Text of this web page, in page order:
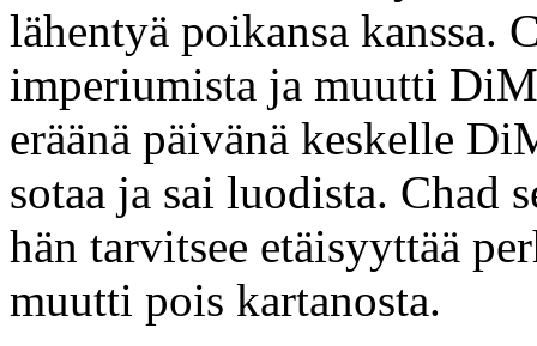
lähentyä poikansa kanssa.
imperiumista ja muutti
eräänä päivänä keskelle
sotaa ja sai luodista. Chad
hän tarvitsee etäisyyttää
muutti pois kartanosta.